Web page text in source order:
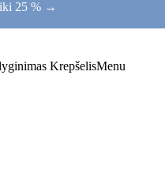
25 % →
KrepšelisMenu